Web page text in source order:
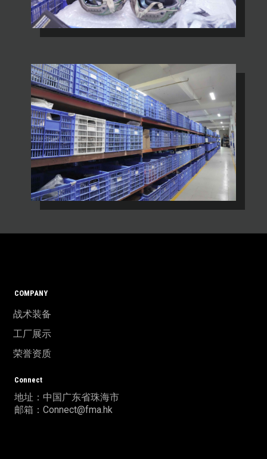
COMPANY
战术装备
工厂展示
荣誉资质
Connect
地址：中国广东省珠海市
邮箱：Connect@fma.hk